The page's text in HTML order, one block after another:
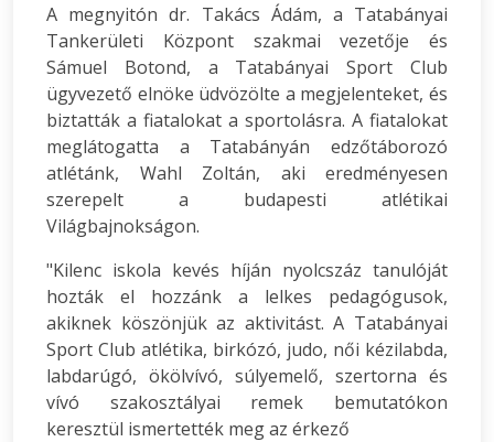
A megnyitón dr. Takács Ádám, a Tatabányai
Tankerületi Központ szakmai vezetője és
Sámuel Botond, a Tatabányai Sport Club
ügyvezető elnöke üdvözölte a megjelenteket, és
biztatták a fiatalokat a sportolásra. A fiatalokat
meglátogatta a Tatabányán edzőtáborozó
atlétánk, Wahl Zoltán, aki eredményesen
szerepelt a budapesti atlétikai
Világbajnokságon.
"Kilenc iskola kevés híján nyolcszáz tanulóját
hozták el hozzánk a lelkes pedagógusok,
akiknek köszönjük az aktivitást. A Tatabányai
Sport Club atlétika, birkózó, judo, női kézilabda,
labdarúgó, ökölvívó, súlyemelő, szertorna és
vívó szakosztályai remek bemutatókon
keresztül ismertették meg az érkező